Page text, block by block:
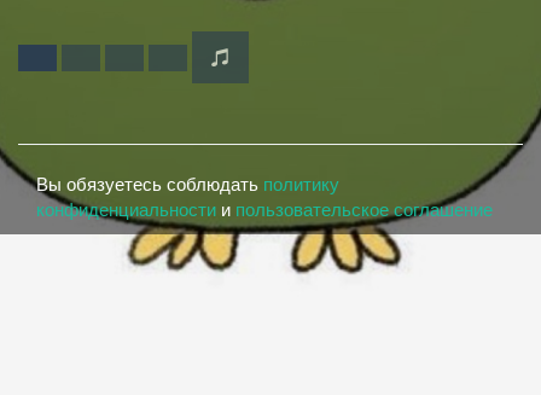
Вы обязуетесь соблюдать политику
конфиденциальности и пользовательское соглашение